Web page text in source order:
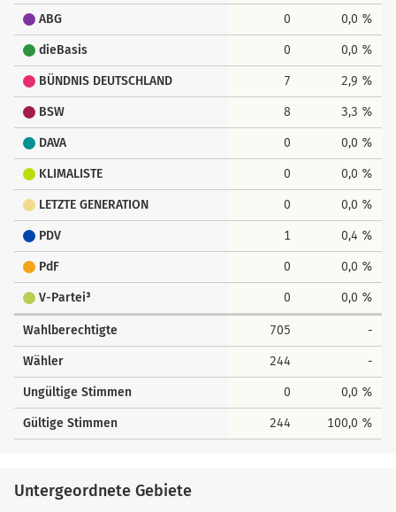
ABG 0 0,0 %
dieBasis 0 0,0 %
BÜNDNIS DEUTSCHLAND 7 2,9 %
BSW 8 3,3 %
DAVA 0 0,0 %
KLIMALISTE 0 0,0 %
LETZTE GENERATION 0 0,0 %
PDV 1 0,4 %
PdF 0 0,0 %
V-Partei³ 0 0,0 %
Wahlberechtigte 705 -
Wähler 244 -
Ungültige Stimmen 0 0,0 %
Gültige Stimmen 244 100,0 %
Untergeordnete Gebiete